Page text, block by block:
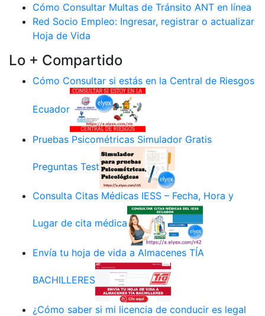
Cómo Consultar Multas de Tránsito ANT en línea
Red Socio Empleo: Ingresar, registrar o actualizar
Hoja de Vida
Lo + Compartido
Cómo Consultar si estás en la Central de Riesgos
Ecuador
Pruebas Psicométricas Simulador Gratis
Preguntas Test
Consulta Citas Médicas IESS – Fecha, Hora y
Lugar de cita médica
Envía tu hoja de vida a Almacenes TÍA
BACHILLERES
¿Cómo saber si mi licencia de conducir es legal